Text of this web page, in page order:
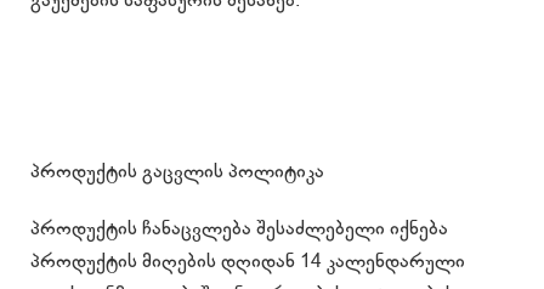
პროდუქტის გაცვლის პოლიტიკა
პროდუქტის ჩანაცვლება შესაძლებელი იქნება
პროდუქტის მიღების დღიდან 14 კალენდარული